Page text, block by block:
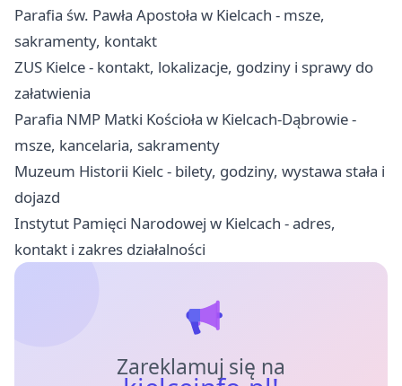
Parafia św. Pawła Apostoła w Kielcach - msze,
sakramenty, kontakt
ZUS Kielce - kontakt, lokalizacje, godziny i sprawy do
załatwienia
Parafia NMP Matki Kościoła w Kielcach-Dąbrowie -
msze, kancelaria, sakramenty
Muzeum Historii Kielc - bilety, godziny, wystawa stała i
dojazd
Instytut Pamięci Narodowej w Kielcach - adres,
kontakt i zakres działalności
Zareklamuj się na